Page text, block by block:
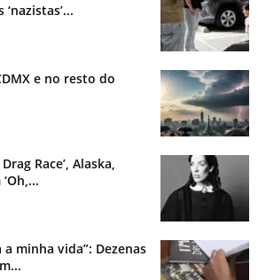
e no resto do
Race’, Alaska,
minha vida”: Dezenas